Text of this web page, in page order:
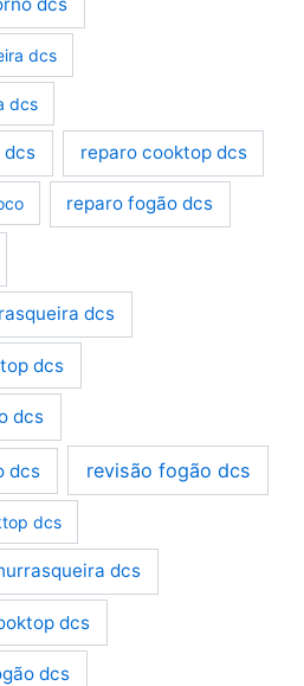
dcs
dcs
dcs reparo cooktop dcs
reparo fogão dcs
dcs
dcs
dcs
dcs revisão fogão dcs
dcs
dcs
dcs
dcs